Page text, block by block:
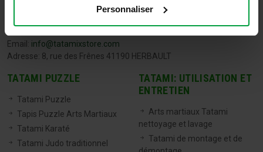
Personnaliser
Email: info@tatamixstore.com
Adresse: 8, rue des Frênes 41190 HERBAULT
TATAMI PUZZLE
Tatami Puzzle
Tapis Puzzle Arts Martiaux
Tatami Karaté
Tatami Judo traditionnel
TATAMI: UTILISATION ET
ENTRETIEN
Arts martiaux Tatami
nettoyage et lavage
Tatami de montage et de